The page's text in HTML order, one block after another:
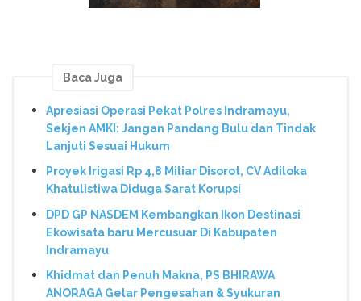
Baca Juga
Apresiasi Operasi Pekat Polres Indramayu,
Sekjen AMKI: Jangan Pandang Bulu dan Tindak
Lanjuti Sesuai Hukum
Proyek Irigasi Rp 4,8 Miliar Disorot, CV Adiloka
Khatulistiwa Diduga Sarat Korupsi
DPD GP NASDEM Kembangkan Ikon Destinasi
Ekowisata baru Mercusuar Di Kabupaten
Indramayu
Khidmat dan Penuh Makna, PS BHIRAWA
ANORAGA Gelar Pengesahan & Syukuran